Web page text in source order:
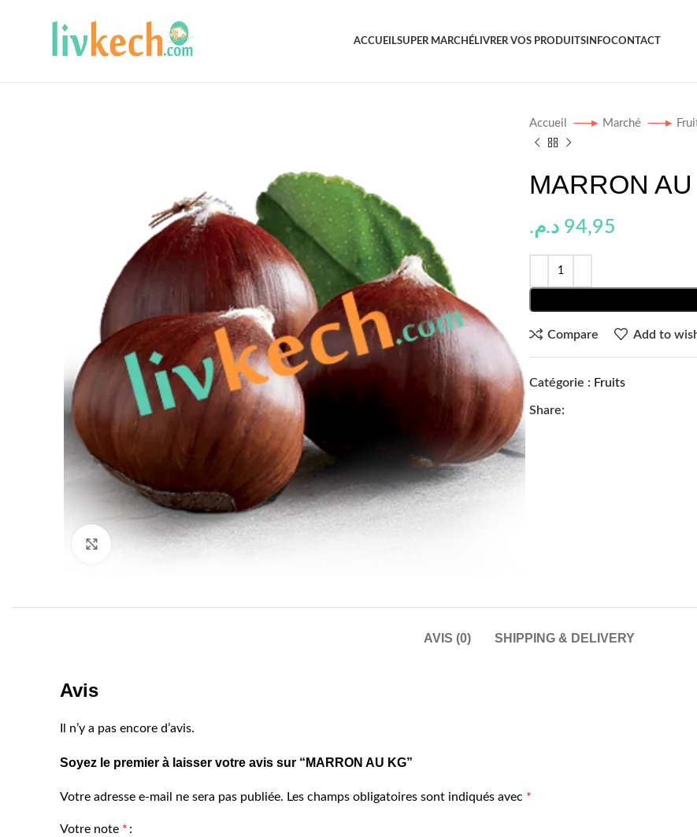
ACCUEILSUPER MARCHÉ LIVRER VOS PRODUITS INFOCONTACT
Click to enlarge
Accueil Marché
MARRON
94,95 د.م.
Compare Add to
Catégorie : Fruits
Share:
AVIS (0) SHIPPING & DELIVERY
Avis
Il n’y a pas encore d’avis.
Soyez le premier à laisser votre avis sur “MARRON AU KG”
Votre adresse e-mail ne sera pas publiée. Les champs obligatoires sont indiqués avec *
Votre note *